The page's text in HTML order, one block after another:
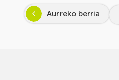
Aurreko berria